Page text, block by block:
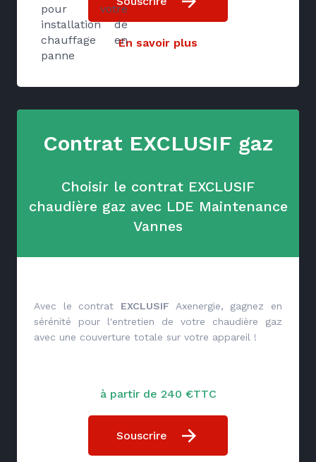
pour votre
installation de
chauffage en
panne
En savoir plus
Contrat EXCLUSIF gaz
Choisir le contrat EXCLUSIF
chaudière gaz avec LDE Maintenance
Vannes
Avec le contrat EXCLUSIF Axenergie, gagnez en
sérénité pour l'entretien de votre chaudière gaz
avec une couverture totale sur votre appareil !
à partir de 240 €TTC
Souscrire